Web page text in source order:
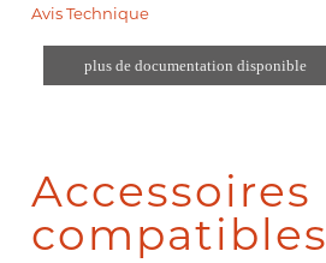
Avis Technique
plus de documentation disponible
Accessoires
compatibles